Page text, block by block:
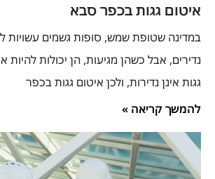
איטום גגות בכפר סבא
במדינה שטופת שמש, סופות גשמים עשויות
נדירים, אבל כשהן מגיעות, הן יכולות להיות
גגות אינן נדירות, ולכן איטום גגות בכפר
להמשך קריאה »